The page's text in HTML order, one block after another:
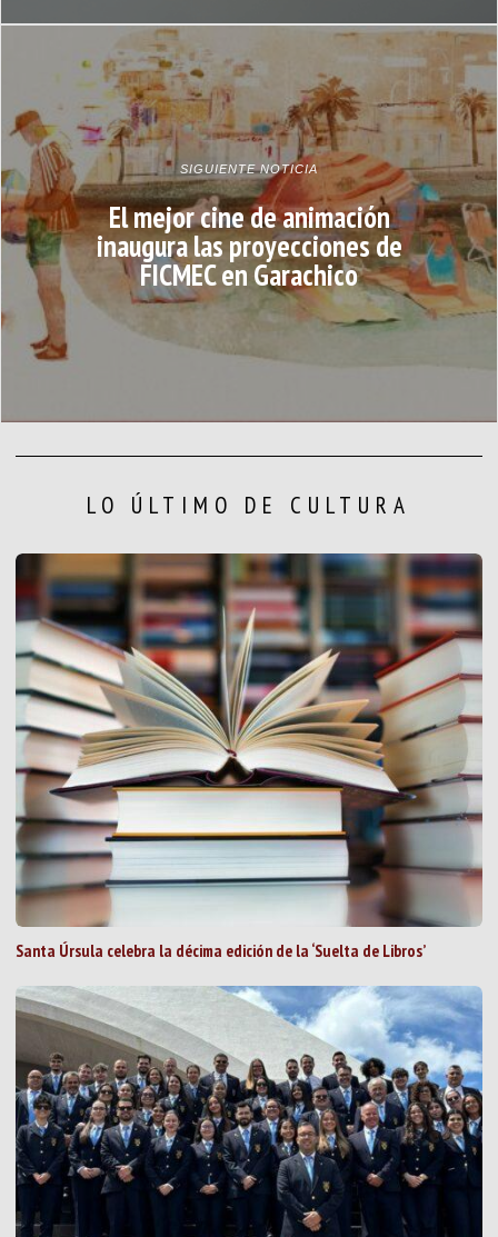
SIGUIENTE NOTICIA
El mejor cine de animación
inaugura las proyecciones de
FICMEC en Garachico
LO ÚLTIMO DE CULTURA
Santa Úrsula celebra la décima edición de la ‘Suelta de Libros’